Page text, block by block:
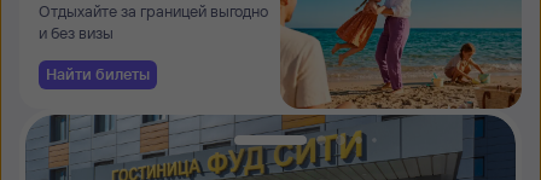
Отдыхайте за границей выгодно
и без визы
Найти билеты